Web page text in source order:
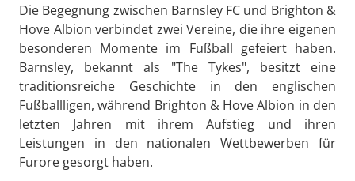
Die Begegnung zwischen Barnsley FC und Brighton &
Hove Albion verbindet zwei Vereine, die ihre eigenen
besonderen Momente im Fußball gefeiert haben.
Barnsley, bekannt als "The Tykes", besitzt eine
traditionsreiche Geschichte in den englischen
Fußballligen, während Brighton & Hove Albion in den
letzten Jahren mit ihrem Aufstieg und ihren
Leistungen in den nationalen Wettbewerben für
Furore gesorgt haben.